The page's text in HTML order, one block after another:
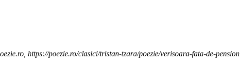
https://poezie.ro/clasici/tristan-tzara/poezie/verisoara-fata-de-pension